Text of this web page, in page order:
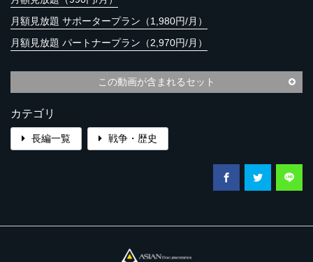
月額見放題 サポータープラン（1,980円/月）
月額見放題 パートナープラン（2,970円/月）
この動画が含まれるセット
カテゴリ
長編一覧 戦争・歴史